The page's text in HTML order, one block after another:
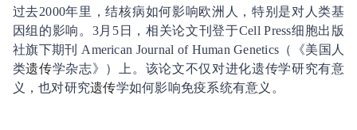
过去2000年里，结核病如何影响欧洲人，特别是对人类基
因组的影响。3月5日，相关论文刊登于Cell Press细胞出版
社旗下期刊 American Journal of Human Genetics （《美国人
类遗传学杂志》）
上。该论文不仅对进化遗传学研究有意
义，也对研究遗传学如何影响免疫系统有意义。